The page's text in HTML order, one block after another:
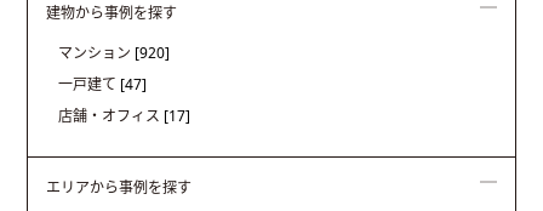
建物から事例を探す
マンション [920]
一戸建て [47]
店舗・オフィス [17]
エリアから事例を探す